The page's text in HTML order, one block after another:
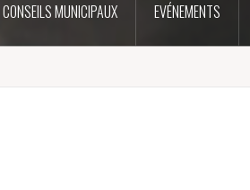
CONSEILS MUNICIPAUX EVÉNEMENTS